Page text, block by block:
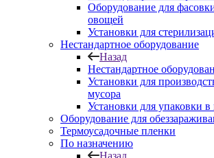
Оборудование для
овощей
Установки для
Нестандартное оборудование
Назад
Нестандартное
Установки для
мусора
Установки для упаковки в
Оборудование для
Термоусадочные пленки
По назначению
Назад